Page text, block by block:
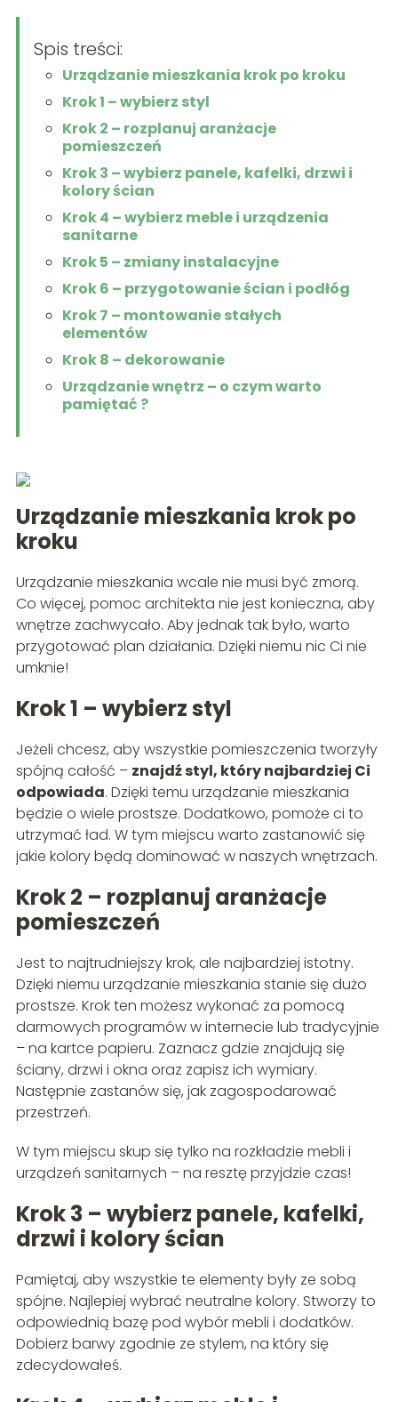
Spis treści:
Urządzanie mieszkania krok po kroku
Krok 1 – wybierz styl
Krok 2 – rozplanuj aranżacje
pomieszczeń
Krok 3 – wybierz panele, kafelki, drzwi i
kolory ścian
Krok 4 – wybierz meble i urządzenia
sanitarne
Krok 5 – zmiany instalacyjne
Krok 6 – przygotowanie ścian i podłóg
Krok 7 – montowanie stałych
elementów
Krok 8 – dekorowanie
Urządzanie wnętrz – o czym warto
pamiętać ?
Urządzanie mieszkania krok po
kroku
Urządzanie mieszkania wcale nie musi być zmorą.
Co więcej, pomoc architekta nie jest konieczna, aby
wnętrze zachwycało. Aby jednak tak było, warto
przygotować plan działania. Dzięki niemu nic Ci nie
umknie!
Krok 1 – wybierz styl
Jeżeli chcesz, aby wszystkie pomieszczenia tworzyły
spójną całość – znajdź styl, który najbardziej Ci
odpowiada. Dzięki temu urządzanie mieszkania
będzie o wiele prostsze. Dodatkowo, pomoże ci to
utrzymać ład. W tym miejscu warto zastanowić się
jakie kolory będą dominować w naszych wnętrzach.
Krok 2 – rozplanuj aranżacje
pomieszczeń
Jest to najtrudniejszy krok, ale najbardziej istotny.
Dzięki niemu urządzanie mieszkania stanie się dużo
prostsze. Krok ten możesz wykonać za pomocą
darmowych programów w internecie lub tradycyjnie
– na kartce papieru. Zaznacz gdzie znajdują się
ściany, drzwi i okna oraz zapisz ich wymiary.
Następnie zastanów się, jak zagospodarować
przestrzeń.
W tym miejscu skup się tylko na rozkładzie mebli i
urządzeń sanitarnych – na resztę przyjdzie czas!
Krok 3 – wybierz panele, kafelki,
drzwi i kolory ścian
Pamiętaj, aby wszystkie te elementy były ze sobą
spójne. Najlepiej wybrać neutralne kolory. Stworzy to
odpowiednią bazę pod wybór mebli i dodatków.
Dobierz barwy zgodnie ze stylem, na który się
zdecydowałeś.